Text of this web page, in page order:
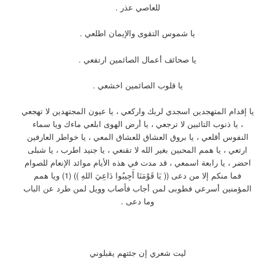
للعاصي عذر .
يا شموس التقوى والإيمان اطلعي .
يا صحائف أعمال الصائمين ارتفعي .
يا قلوب الصائمين اخشعي .
يا إقدام المتهجدين اسجدي لربك واركعي ، يا عيون المجتهدين لا تهجعي
، يا ذنوب التائبين لا ترجعي ، يا أرض الهوى ابلعي ماءك ويا سماء
النفوس أقلعي ، يا بروق العشاق للعشاق المعي ، يا خواطر العارفين
ارتعي ، يا همم المحبين بغير الله لا تقنعي ، يا جنيد اطرب ، يا شبلى
احضر ، يا رابعة اسمعي ، قد مدت في هذه الأيام موائد الإنعام للصوام
فما منكم إلا من دعى (( يَا قَوْمَنَا أَجِيبُوا دَاعِيَ اللهِ )) (1) ويا همم
المؤمنين أسرعي فطوبى لمن أجاب فأصاب وويل لمن طرد عن الباب
وما دعى .
ليت شعري إن جئتهم يقبلوني